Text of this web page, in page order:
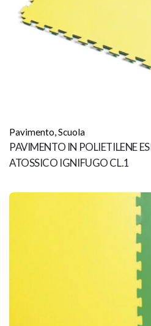
Pavimento,Scuola
PAVIMENTO IN POLIETILENE
ATOSSICO IGNIFUGO CL.1